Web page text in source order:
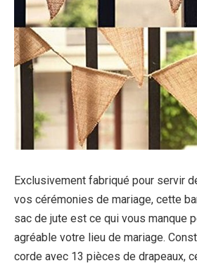
Exclusivement fabriqué pour servir
vos cérémonies de mariage, cette
sac de jute est ce qui vous manque
agréable votre lieu de mariage.
corde avec 13 pièces de drapeaux,